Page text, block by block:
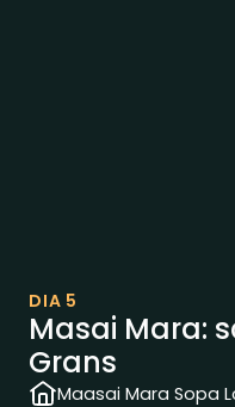
DIA 5
Masai Mara:
Grans
Maasai Mara Sopa